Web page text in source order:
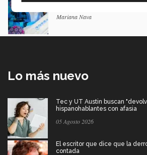
detectar el VPH
Mariana Nava
Lo más nuevo
Tec y UT Austin buscan
hispanohablantes con afasia
05 Agosto 2026
El escritor que dice que la
contada